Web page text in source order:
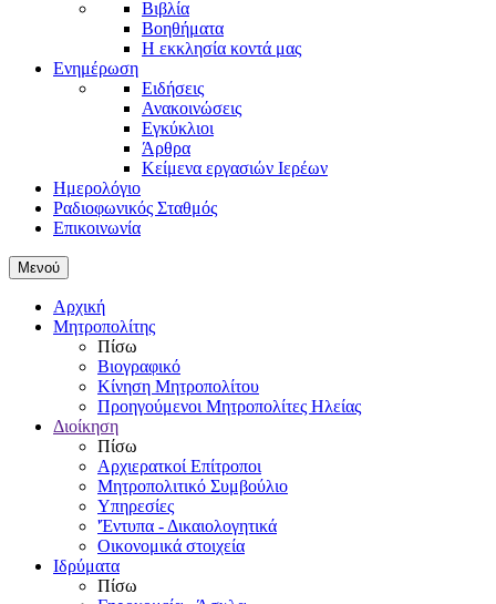
Βιβλία
Βοηθήματα
Η εκκλησία κοντά μας
Ενημέρωση
Ειδήσεις
Ανακοινώσεις
Εγκύκλιοι
Άρθρα
Κείμενα εργασιών Ιερέων
Ημερολόγιο
Ραδιοφωνικός Σταθμός
Επικοινωνία
Μενού
Αρχική
Μητροπολίτης
Πίσω
Βιογραφικό
Κίνηση Μητροπολίτου
Προηγούμενοι Μητροπολίτες Ηλείας
Διοίκηση
Πίσω
Αρχιερατκοί Επίτροποι
Μητροπολιτικό Συμβούλιο
Υπηρεσίες
'Έντυπα - Δικαιολογητικά
Οικονομικά στοιχεία
Ιδρύματα
Πίσω